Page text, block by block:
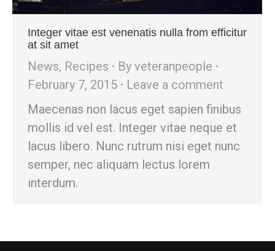
Integer vitae est venenatis nulla from efficitur
at sit amet
News, Recipes By veteranpeople
February 7, 2015
Leave a comment
Maecenas non lacus eget sapien finibus
mollis id vel est. Integer vitae neque et
lacus libero. Nunc rutrum nisi eget nunc
semper, nec aliquam lectus lorem
interdum.